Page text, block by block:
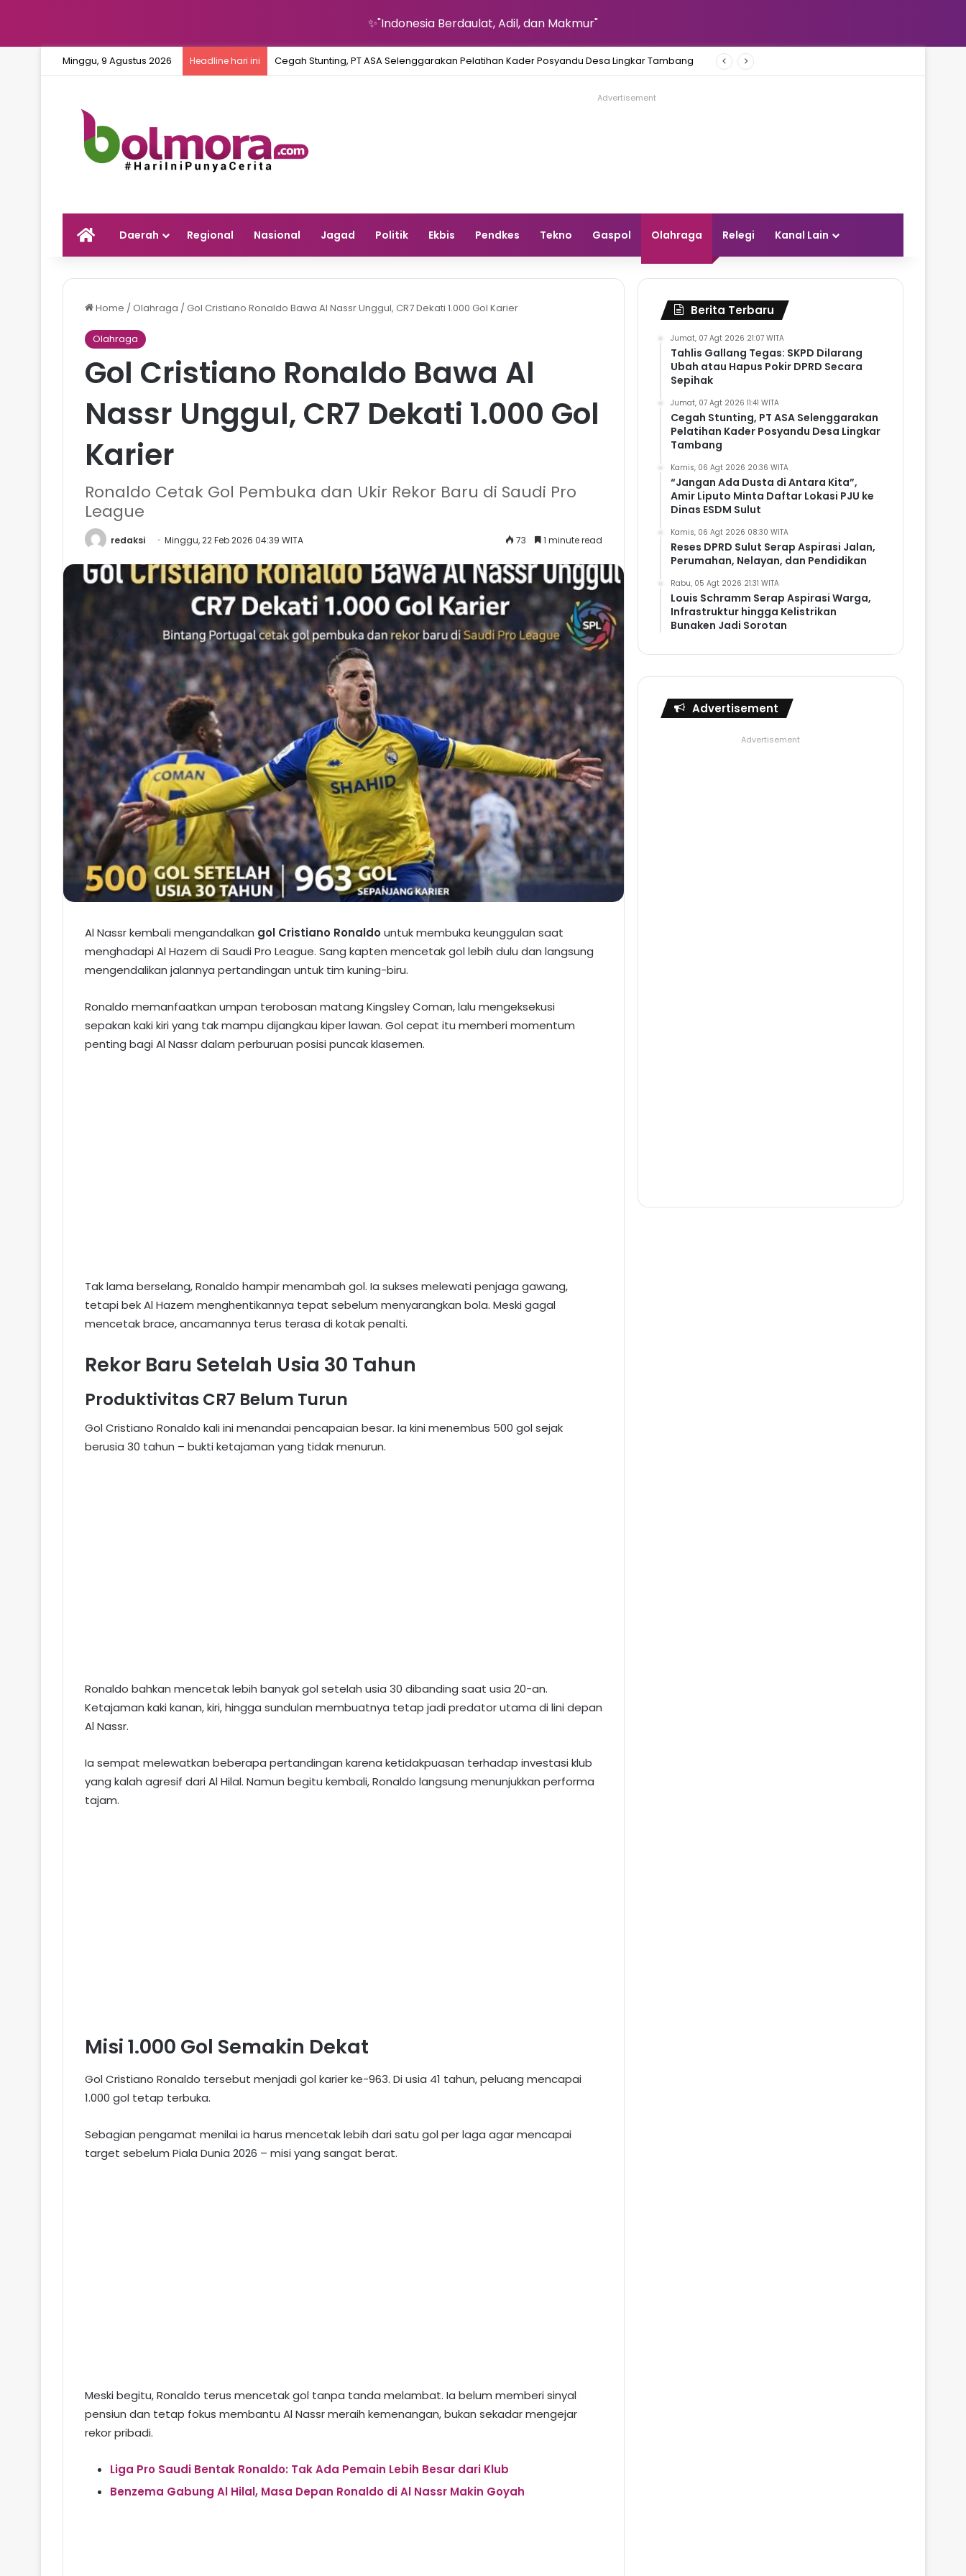
✨"Indonesia Berdaulat, Adil, dan Makmur"
Minggu, 9 Agustus 2026 Headline hari ini Cegah Stunting, PT ASA Selenggarakan Pelatihan Kader Posyandu Desa Lingkar Tambang
Advertisement
HomeDaerah Regional Nasional Jagad Politik Ekbis Pendkes Tekno Gaspol Olahraga Relegi Kanal Lain
Home /Olahraga /Gol Cristiano Ronaldo Bawa Al Nassr Unggul, CR7 Dekati 1.000 Gol Karier
Olahraga
Gol Cristiano Ronaldo Bawa Al
Nassr Unggul, CR7 Dekati 1.000 Gol
Karier
Ronaldo Cetak Gol Pembuka dan Ukir Rekor Baru di Saudi Pro
League
redaksi Minggu, 22 Feb 2026 04:39 WITA 73 1 minute read
Al Nassr kembali mengandalkan gol Cristiano Ronaldountuk membuka keunggulan saat
menghadapi Al Hazem di Saudi Pro League. Sang kapten mencetak gol lebih dulu dan langsung
mengendalikan jalannya pertandingan untuk tim kuning-biru.
Ronaldo memanfaatkan umpan terobosan matang Kingsley Coman, lalu mengeksekusi
sepakan kaki kiri yang tak mampu dijangkau kiper lawan. Gol cepat itu memberi momentum
penting bagi Al Nassr dalam perburuan posisi puncak klasemen.
Tak lama berselang, Ronaldo hampir menambah gol. Ia sukses melewati penjaga gawang,
tetapi bek Al Hazem menghentikannya tepat sebelum menyarangkan bola. Meski gagal
mencetak brace, ancamannya terus terasa di kotak penalti.
Rekor Baru Setelah Usia 30 Tahun
Produktivitas CR7 Belum Turun
Gol Cristiano Ronaldo kali ini menandai pencapaian besar. Ia kini menembus 500 gol sejak
berusia 30 tahun – bukti ketajaman yang tidak menurun.
Ronaldo bahkan mencetak lebih banyak gol setelah usia 30 dibanding saat usia 20-an.
Ketajaman kaki kanan, kiri, hingga sundulan membuatnya tetap jadi predator utama di lini depan
Al Nassr.
Ia sempat melewatkan beberapa pertandingan karena ketidakpuasan terhadap investasi klub
yang kalah agresif dari Al Hilal. Namun begitu kembali, Ronaldo langsung menunjukkan performa
tajam.
Misi 1.000 Gol Semakin Dekat
Gol Cristiano Ronaldo tersebut menjadi gol karier ke-963. Di usia 41 tahun, peluang mencapai
1.000 gol tetap terbuka.
Sebagian pengamat menilai ia harus mencetak lebih dari satu gol per laga agar mencapai
target sebelum Piala Dunia 2026 – misi yang sangat berat.
Meski begitu, Ronaldo terus mencetak gol tanpa tanda melambat. Ia belum memberi sinyal
pensiun dan tetap fokus membantu Al Nassr meraih kemenangan, bukan sekadar mengejar
rekor pribadi.
Liga Pro Saudi Bentak Ronaldo: Tak Ada Pemain Lebih Besar dari Klub
Benzema Gabung Al Hilal, Masa Depan Ronaldo di Al Nassr Makin Goyah
Berita Terbaru
Jumat, 07 Agt 2026 21:07 WITA
Tahlis Gallang Tegas: SKPD Dilarang
Ubah atau Hapus Pokir DPRD Secara
Sepihak
Jumat, 07 Agt 2026 11:41 WITA
Cegah Stunting, PT ASA Selenggarakan
Pelatihan Kader Posyandu Desa Lingkar
Tambang
Kamis, 06 Agt 2026 20:36 WITA
“Jangan Ada Dusta di Antara Kita”,
Amir Liputo Minta Daftar Lokasi PJU ke
Dinas ESDM Sulut
Kamis, 06 Agt 2026 08:30 WITA
Reses DPRD Sulut Serap Aspirasi Jalan,
Perumahan, Nelayan, dan Pendidikan
Rabu, 05 Agt 2026 21:31 WITA
Louis Schramm Serap Aspirasi Warga,
Infrastruktur hingga Kelistrikan
Bunaken Jadi Sorotan
Advertisement
Advertisement